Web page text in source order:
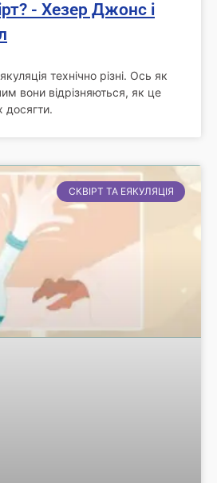
- Хезер Джонс і
технічно різні. Ось як
вони відрізняються, як це
досягти.
СКВІРТ ТА ЕЯКУЛЯЦІЯ